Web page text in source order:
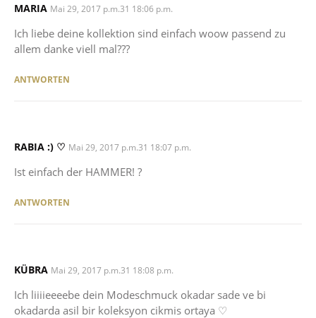
MARIA SAYS:
Mai 29, 2017 p.m.31 18:06 p.m.
Ich liebe deine kollektion sind einfach woow passend zu
allem danke viell mal???
ANTWORTEN
RABIA :) ♡ SAYS:
Mai 29, 2017 p.m.31 18:07 p.m.
Ist einfach der HAMMER! ?
ANTWORTEN
KÜBRA SAYS:
Mai 29, 2017 p.m.31 18:08 p.m.
Ich liiiieeeebe dein Modeschmuck okadar sade ve bi
okadarda asil bir koleksyon cikmis ortaya ♡